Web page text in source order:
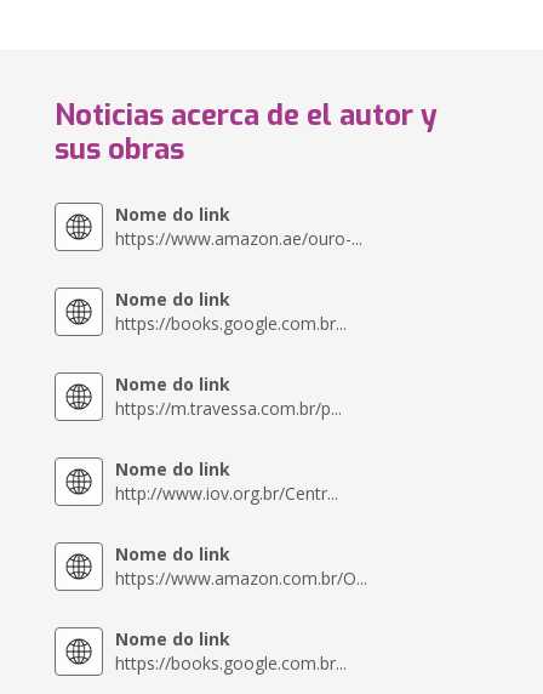
Noticias acerca de el autor y
sus obras
Nome do link
https://www.amazon.ae/ouro-...
Nome do link
https://books.google.com.br...
Nome do link
https://m.travessa.com.br/p...
Nome do link
http://www.iov.org.br/Centr...
Nome do link
https://www.amazon.com.br/O...
Nome do link
https://books.google.com.br...